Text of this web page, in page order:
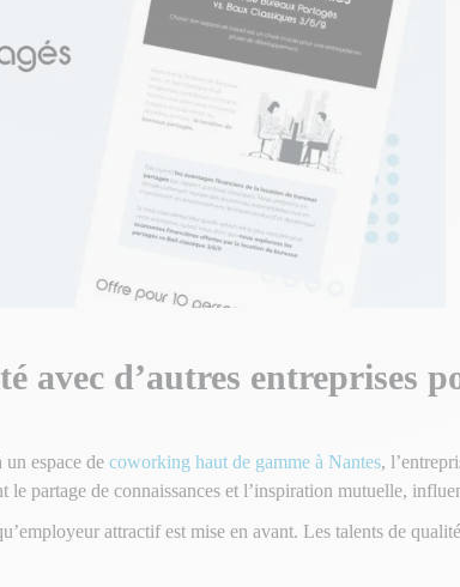
avec d’autres entreprises
espace de coworking haut de gamme à Nantes,
partage de connaissances et l’inspiration mutuelle,
attractif est mise en avant. Les talents de